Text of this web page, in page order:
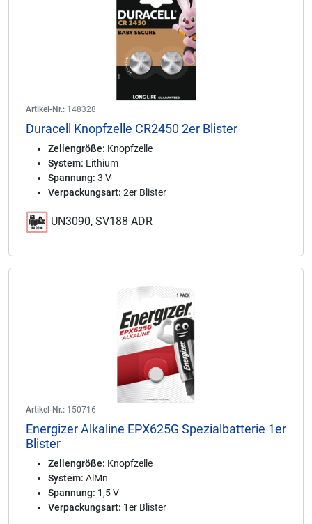
Artikel-Nr.: 148328
Duracell Knopfzelle CR2450 2er Blister
Zellengröße: Knopfzelle
System: Lithium
Spannung: 3 V
Verpackungsart: 2er Blister
UN3090, SV188 ADR
Artikel-Nr.: 150716
Energizer Alkaline EPX625G Spezialbatterie 1er
Blister
Zellengröße: Knopfzelle
System: AlMn
Spannung: 1,5 V
Verpackungsart: 1er Blister